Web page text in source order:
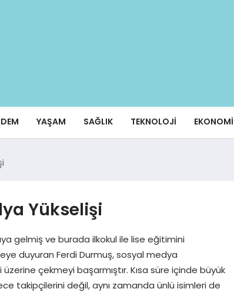
YAŞAM SAĞLIK TEKNOLOJI EKONOMI
Yükselişi
gelmiş ve burada ilkokul ile lise eğitimini
duyuran Ferdi Durmuş, sosyal medya
çekmeyi başarmıştır. Kısa süre içinde büyük
takipçilerini değil, aynı zamanda ünlü isimleri de